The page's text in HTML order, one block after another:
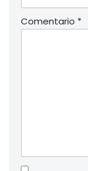
Comentario *